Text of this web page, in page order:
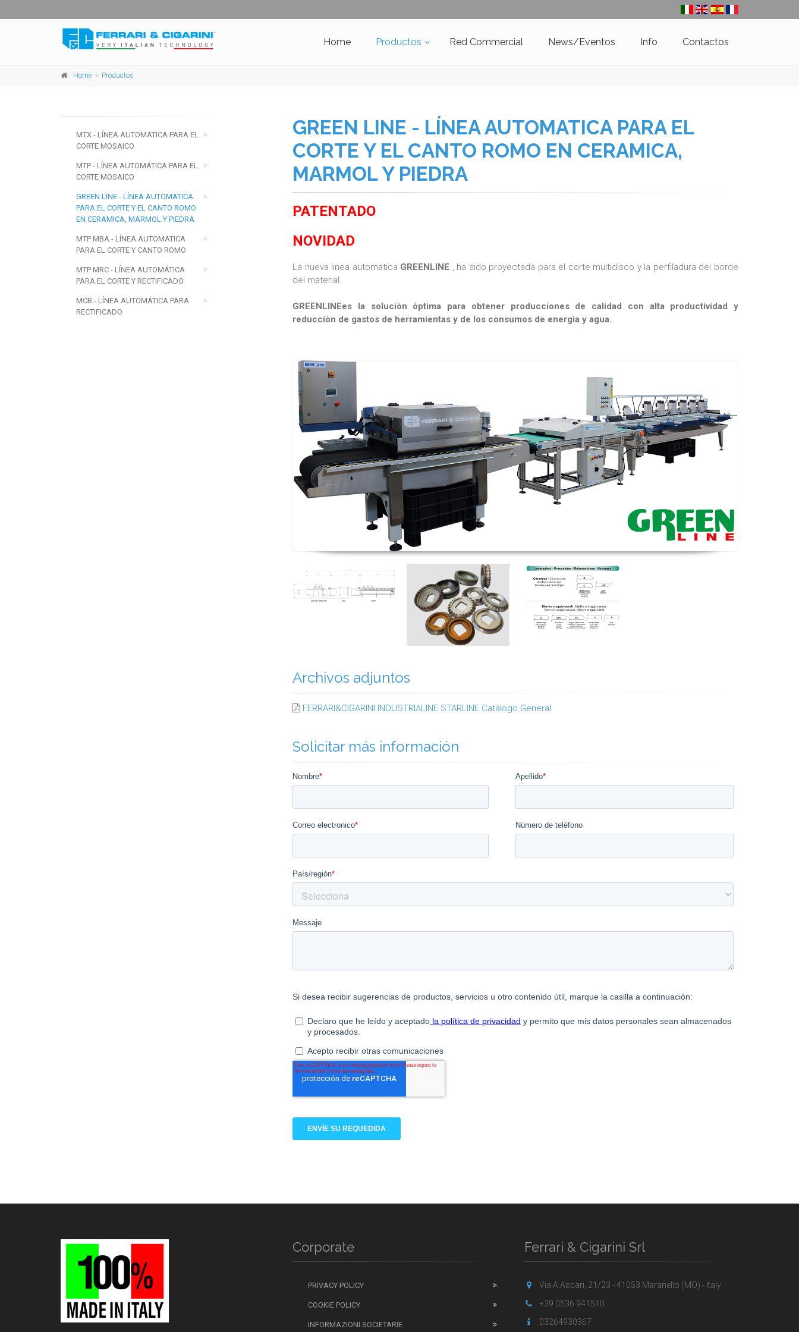
Home Productos Red Commercial News/Eventos Info Contactos
Home Productos
GREEN LINE - LÍNEA AUTOMATICA PARA EL
CORTE Y EL CANTO ROMO EN CERAMICA,
MARMOL Y PIEDRA
PATENTADO
NOVIDAD
La nueva linea automatica GREENLINE , ha sido proyectada para el corte multidisco y la perfiladura del borde
del material.
GREENLINEes la soluciòn òptima para obtener producciones de calidad con alta productividad y
reducciòn de gastos de herramientas y de los consumos de energìa y agua.
Archivos adjuntos
FERRARI&CIGARINI INDUSTRIALINE STARLINE Catálogo General
Solicitar más información
MTX - LÍNEA AUTOMÁTICA PARA EL
CORTE MOSAICO
MTP - LÍNEA AUTOMÁTICA PARA EL
CORTE MOSAICO
GREEN LINE - LÍNEA AUTOMATICA
PARA EL CORTE Y EL CANTO ROMO
EN CERAMICA, MARMOL Y PIEDRA
MTP MBA - LÍNEA AUTOMATICA
PARA EL CORTE Y CANTO ROMO
MTP MRC - LÍNEA AUTOMÁTICA
PARA EL CORTE Y RECTIFICADO
MCB - LÍNEA AUTOMÁTICA PARA
RECTIFICADO
Corporate
PRIVACY POLICY
COOKIE POLICY
INFORMAZIONI SOCIETARIE
Ferrari & Cigarini Srl
Via A.Ascari, 21/23 - 41053 Maranello (MO) - Italy
+39 0536 941510
03264930367